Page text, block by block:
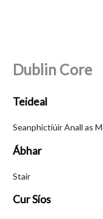
Dublin Core
Teideal
Seanphictiúir Anall as
Ábhar
Stair
Cur Síos